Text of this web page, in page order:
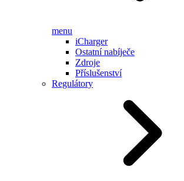
menu
iCharger
Ostatní nabíječe
Zdroje
Příslušenství
Regulátory